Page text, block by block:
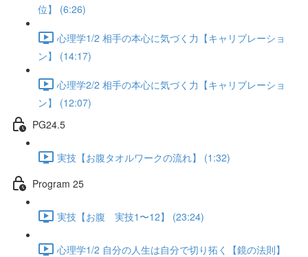
位】 (6:26)
心理学1/2 相手の本心に気づく力【キャリブレーショ
ン】 (14:17)
心理学2/2 相手の本心に気づく力【キャリブレーショ
ン】 (12:07)
PG24.5
実技【お腹タオルワークの流れ】 (1:32)
Program 25
実技【お腹 実技1〜12】 (23:24)
心理学1/2 自分の人生は自分で切り拓く【鏡の法則】